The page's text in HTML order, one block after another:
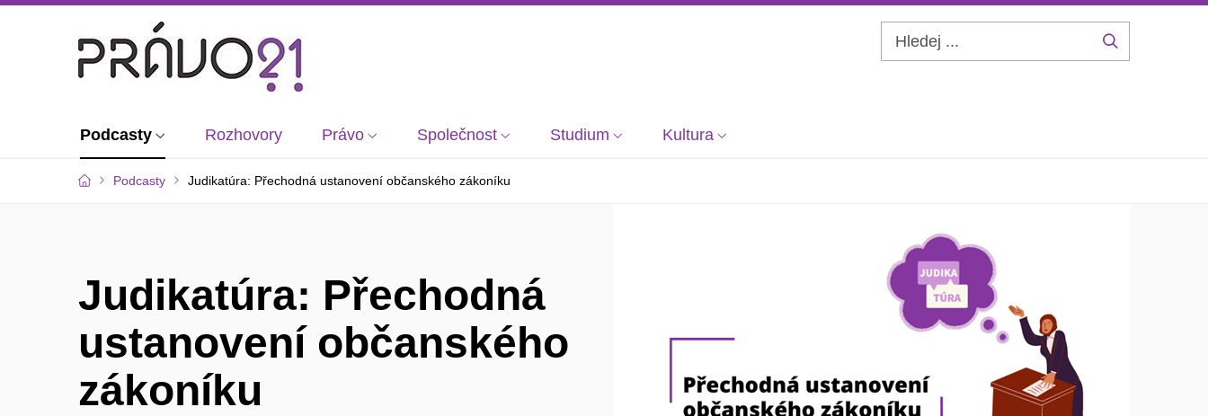
Podcasty Rozhovory Právo Společnost Studium Kultura
Podcasty Judikatúra: Přechodná ustanovení občanského zákoníku
Judikatúra: Přechodná
ustanovení občanského
zákoníku